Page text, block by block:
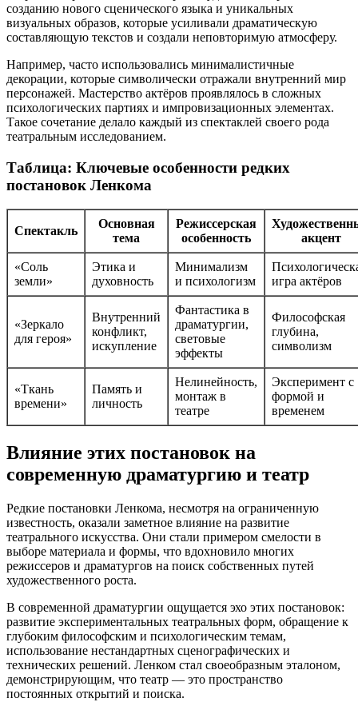
созданию нового сценического языка и уникальных
визуальных образов, которые усиливали драматическую
составляющую текстов и создали неповторимую атмосферу.
Например, часто использовались минималистичные
декорации, которые символически отражали внутренний мир
персонажей. Мастерство актёров проявлялось в сложных
психологических партиях и импровизационных элементах.
Такое сочетание делало каждый из спектаклей своего рода
театральным исследованием.
Таблица: Ключевые особенности редких
постановок Ленкома
Спектакль
Основная
тема
Режиссерская
особенность
акцент
«Соль
земли»
Этика и
духовность
Минимализм
и психологизм
игра актёров
«Зеркало
для героя»
Внутренний
конфликт,
искупление
Фантастика в
драматургии,
световые
эффекты
Философская
глубина,
символизм
«Ткань
времени»
Память и
личность
Нелинейность,
монтаж в
театре
Эксперимент с
формой и
временем
Влияние этих постановок на
современную драматургию и театр
Редкие постановки Ленкома, несмотря на ограниченную
известность, оказали заметное влияние на развитие
театрального искусства. Они стали примером смелости в
выборе материала и формы, что вдохновило многих
режиссеров и драматургов на поиск собственных путей
художественного роста.
В современной драматургии ощущается эхо этих постановок:
развитие экспериментальных театральных форм, обращение к
глубоким философским и психологическим темам,
использование нестандартных сценографических и
технических решений. Ленком стал своеобразным эталоном,
демонстрирующим, что театр — это пространство
постоянных открытий и поиска.